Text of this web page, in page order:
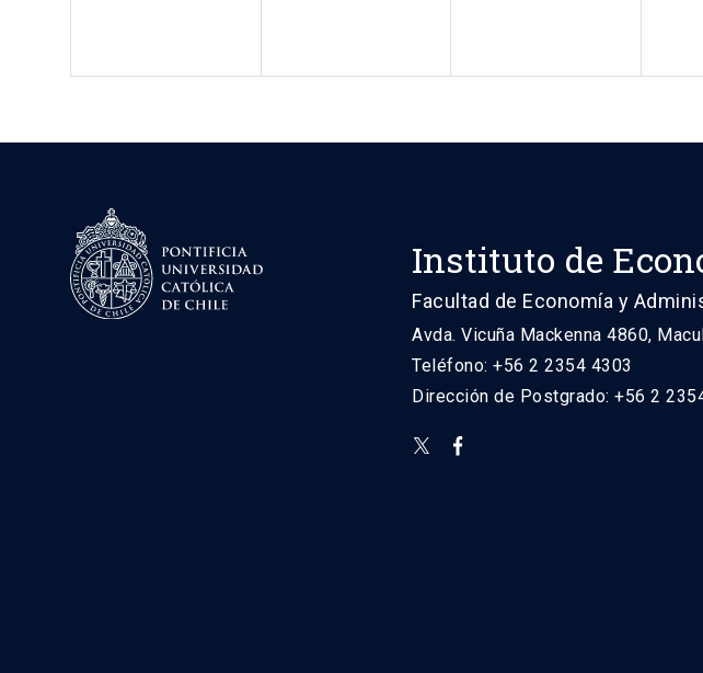
Instituto de
Facultad de Economía y
Avda. Vicuña Mackenna 4860,
Teléfono: +56 2 2354 4303
Dirección de Postgrado: +56 2